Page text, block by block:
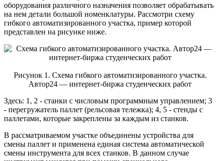
оборудования различного назначения позволяет обрабатывать
на нем детали большой номенклатуры. Рассмотри схему
гибкого автоматизированного участка, пример которой
представлен на рисунке ниже.
Рисунок 1. Схема гибкого автоматизированного участка.
Автор24 — интернет-биржа студенческих работ
Здесь: 1, 2 - станки с числовым программным управлением; 3
- перегружатель паллет (рельсовая тележка); 4, 5 - стенды с
паллетами, которые закреплены за каждым из станков.
В рассматриваемом участке объединены устройства для
смены паллет и применена единая система автоматической
смены инструмента для всех станков. В данном случае